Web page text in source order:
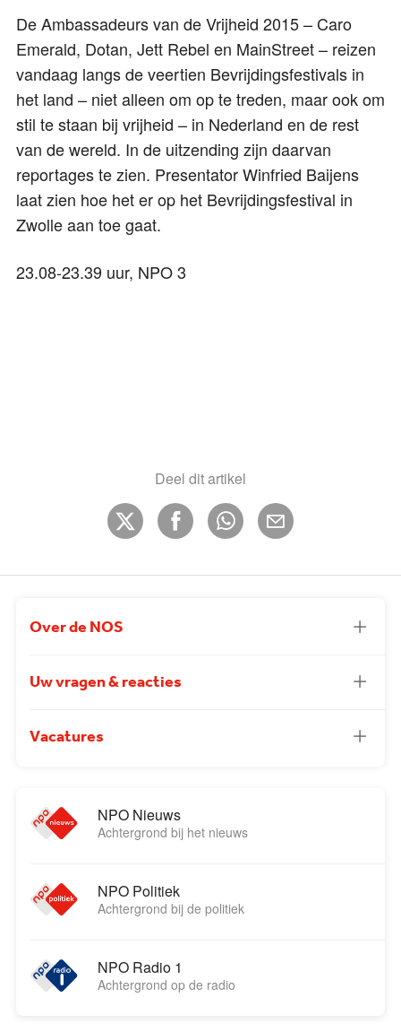
De Ambassadeurs van de Vrijheid 2015 – Caro
Emerald, Dotan, Jett Rebel en MainStreet – reizen
vandaag langs de veertien Bevrijdingsfestivals in
het land – niet alleen om op te treden, maar ook om
stil te staan bij vrijheid – in Nederland en de rest
van de wereld. In de uitzending zijn daarvan
reportages te zien. Presentator Winfried Baijens
laat zien hoe het er op het Bevrijdingsfestival in
Zwolle aan toe gaat.
23.08-23.39 uur, NPO 3
Deel dit artikel
Over de NOS
Uw vragen & reacties
Vacatures
NPO Nieuws
Achtergrond bij het nieuws
NPO Politiek
Achtergrond bij de politiek
NPO Radio 1
Achtergrond op de radio